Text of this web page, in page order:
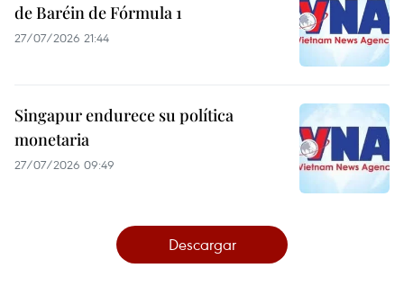
de Baréin de Fórmula 1
27/07/2026 21:44
Singapur endurece su política
monetaria
27/07/2026 09:49
Descargar